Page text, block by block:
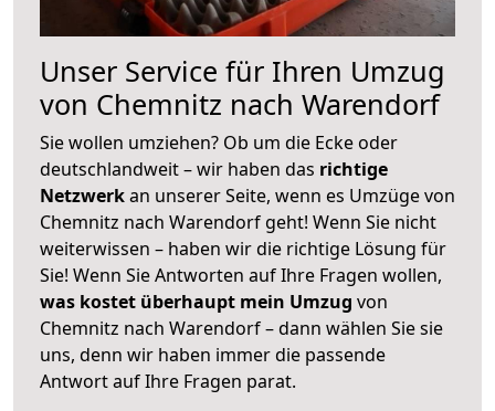
Unser Service für Ihren Umzug
von Chemnitz nach Warendorf
Sie wollen umziehen? Ob um die Ecke oder
deutschlandweit – wir haben das richtige
Netzwerkan unserer Seite, wenn es Umzüge von
Chemnitz nach Warendorf geht! Wenn Sie nicht
weiterwissen – haben wir die richtige Lösung für
Sie! Wenn Sie Antworten auf Ihre Fragen wollen,
was kostet überhaupt mein Umzug von
Chemnitz nach Warendorf – dann wählen Sie sie
uns, denn wir haben immer die passende
Antwort auf Ihre Fragen parat.